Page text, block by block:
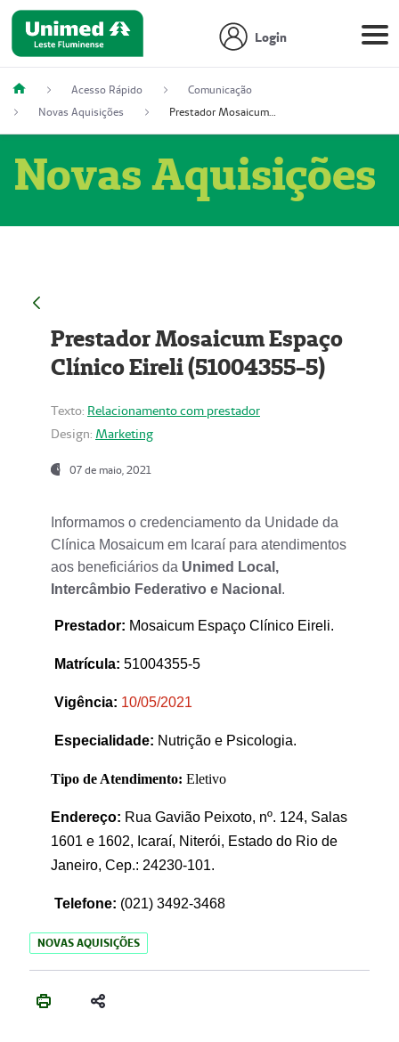
Login
Acesso Rápido
Comunicação
Novas Aquisições
Prestador Mosaicum Espaço Clínico Eireli (51004355-5)
Novas Aquisições
Prestador Mosaicum Espaço
Clínico Eireli (51004355-5)
Texto: Relacionamento com prestador
Design: Marketing
07 de maio, 2021
Informamos o credenciamento da Unidade da
Clínica Mosaicum em Icaraí para atendimentos
aos beneficiários da Unimed Local,
Intercâmbio Federativo e Nacional .
Prestador: Mosaicum Espaço Clínico Eireli.
Matrícula: 51004355-5
Vigência: 10/05/2021
Especialidade: Nutrição e Psicologia.
Tipo de Atendimento: Eletivo
Endereço: Rua Gavião Peixoto, nº. 124, Salas
1601 e 1602, Icaraí, Niterói, Estado do Rio de
Janeiro, Cep.: 24230-101.
Telefone: (021) 3492-3468
NOVAS AQUISIÇÕES